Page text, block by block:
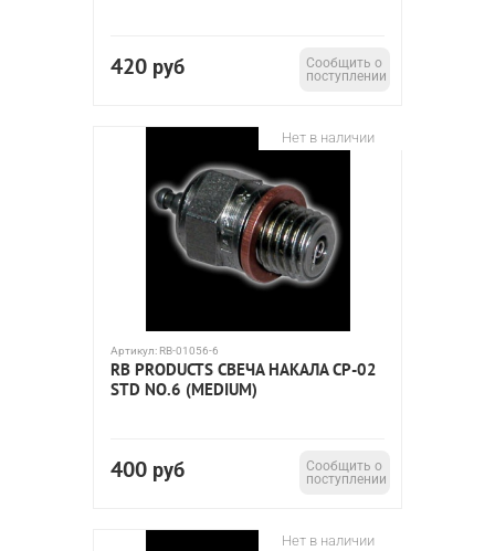
420 руб
Сообщить о
поступлении
Нет в наличии
Артикул: RB-01056-6
RB PRODUCTS СВЕЧА НАКАЛА CP-02
STD NO.6 (MEDIUM)
400 руб
Сообщить о
поступлении
Нет в наличии